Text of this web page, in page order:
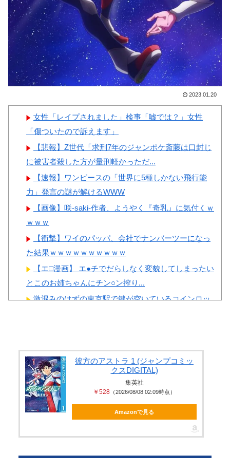
Powered by livedoor 相互RSS
性接待問題のとんでもない言い
訳がこちら…」→「もはや自白
だろこれ…（ﾌﾞﾙﾌﾞﾙ」＝韓国
の反応
韓国が独自開発したと自慢す
る甘いトマト、実はそこら辺の
トマトに砂糖水を注入していた
2023.01.20
女性「レイプされました」検事「嘘では？」女性
「傷ついたので訴えます」
【悲報】Z世代「求刑7年のジャンポケ斎藤は口封じ
に被害者殺した方が量刑軽かっただ...
【速報】ワンピースの「世界に5種しかない飛行能
力」発言の謎が解けるWWW
【画像】咲-saki-作者、ようやく『奇乳』に気付くｗ
ｗｗｗ
【衝撃】ワイのパッパ、会社でナンバーツーになっ
た結果ｗｗｗｗｗｗｗｗｗｗ
【エ□漫画】 エ●チでだらしなく変貌してしまったい
とこのお姉ちゃんにチン○ン搾り...
激混みのはずの東京駅で鍵が空いているコインロッ
【閲覧注意】 有名タレント(48歳)、生配信中に自傷
行為。想像の10倍エグくてフ...
ジャンポケ斎藤と代理人のやりとり、「地獄すぎて
完全にコントになってる……」と衝撃...
彼方のアストラ 1 (ジャンプコミッ
クスDIGITAL)
集英社
￥528 （2026/08/08 02:09時点）
Amazonで見る